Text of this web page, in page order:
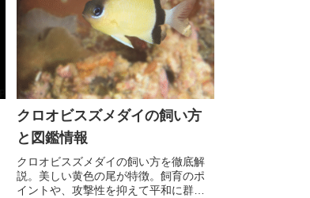
クロオビスズメダイの飼い方
と図鑑情報
クロオビスズメダイの飼い方を徹底解
説。美しい黄色の尾が特徴。飼育のポ
イントや、攻撃性を抑えて平和に群泳